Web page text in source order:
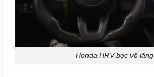
Honda HRV bọc vô lăng